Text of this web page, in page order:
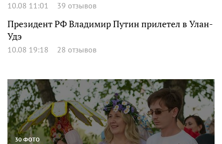
10.08 11:01 39 отзывов
Президент РФ Владимир Путин прилетел в Улан-
Удэ
10.08 19:18 28 отзывов
30 ФОТО